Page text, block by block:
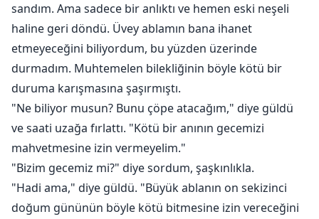
sandım. Ama sadece bir anlıktı ve hemen eski neşeli
haline geri döndü. Üvey ablamın bana ihanet
etmeyeceğini biliyordum, bu yüzden üzerinde
durmadım. Muhtemelen bilekliğinin böyle kötü bir
duruma karışmasına şaşırmıştı.
"Ne biliyor musun? Bunu çöpe atacağım," diye güldü
ve saati uzağa fırlattı. "Kötü bir anının gecemizi
mahvetmesine izin vermeyelim."
"Bizim gecemiz mi?" diye sordum, şaşkınlıkla.
"Hadi ama," diye güldü. "Büyük ablanın on sekizinci
doğum gününün böyle kötü bitmesine izin vereceğini